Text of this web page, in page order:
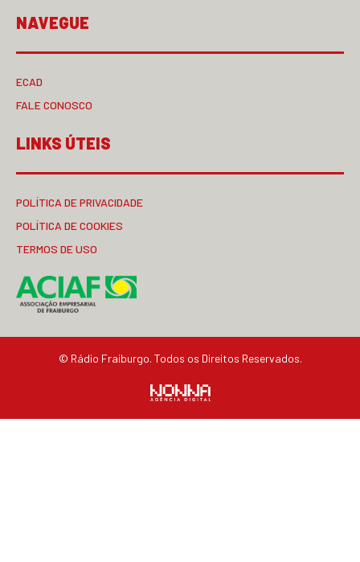
NAVEGUE
ECAD
FALE CONOSCO
LINKS ÚTEIS
POLÍTICA DE PRIVACIDADE
POLÍTICA DE COOKIES
TERMOS DE USO
© Rádio Fraiburgo. Todos os Direitos Reservados.